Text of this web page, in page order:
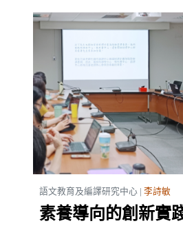
語文教育及編譯研究中心 | 李詩敏
素養導向的創新實